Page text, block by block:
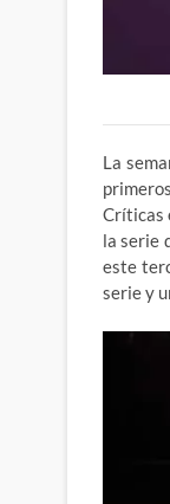
La
Críticas
la serie
este
serie y